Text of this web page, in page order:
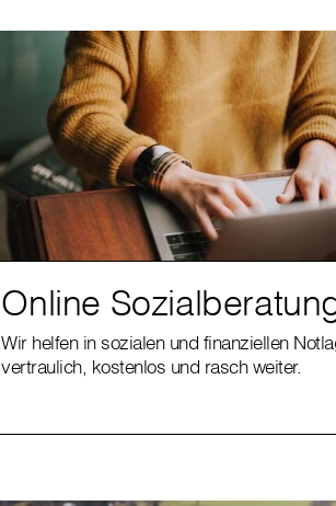
Online
Wir helfen in sozialen und finanziellen
vertraulich, kostenlos und rasch weiter.